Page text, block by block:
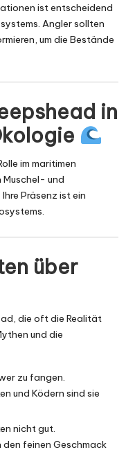
ist entscheidend
Angler sollten
um die Bestände
in
im maritimen
Muschel- und
Präsenz ist ein
über
die oft die Realität
und die
zu fangen.
und Ködern sind sie
nicht gut.
feinen Geschmack